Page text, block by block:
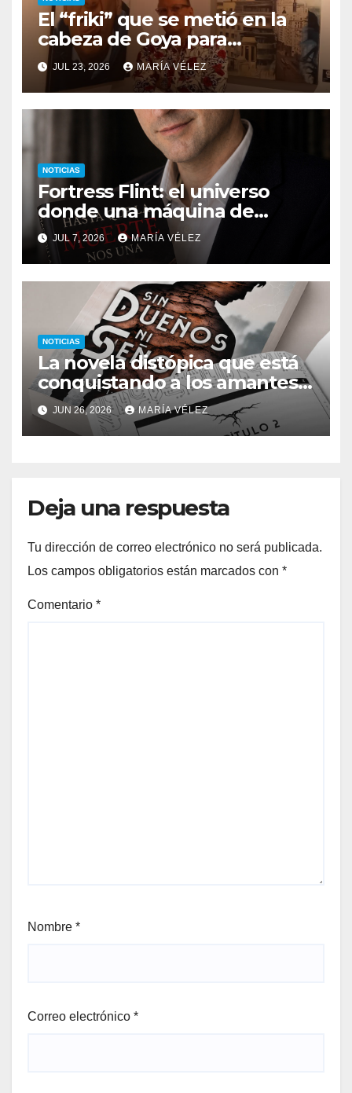
El “friki” que se metió en la
cabeza de Goya para
descubrir qué esconden sus
monstruos
JUL 23, 2026 MARÍA VÉLEZ
NOTICIAS
Fortress Flint: el universo
donde una máquina de
escribir, un silbido o un
recuerdo pueden cambiarlo
todo
JUL 7, 2026 MARÍA VÉLEZ
NOTICIAS
La novela distópica que está
conquistando a los amantes
del romance y la ciencia
ficción: así es Sin dueños ni
señores
JUN 26, 2026 MARÍA VÉLEZ
Deja una respuesta
Tu dirección de correo electrónico no será publicada.
Los campos obligatorios están marcados con *
Comentario *
Nombre *
Correo electrónico *